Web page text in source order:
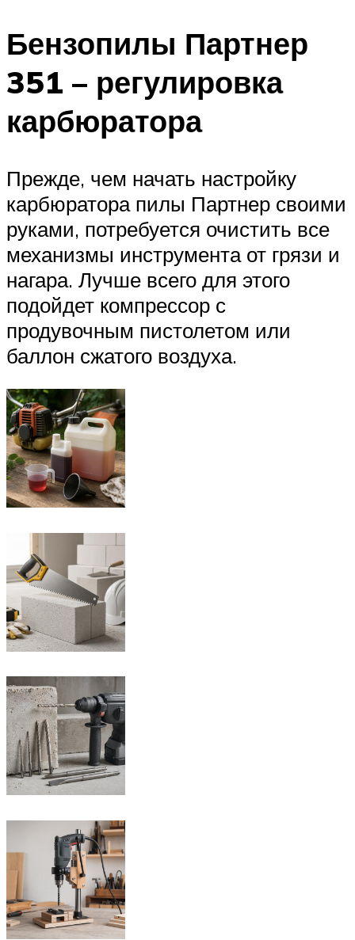
Бензопилы Партнер
351 – регулировка
карбюратора
Прежде, чем начать настройку
карбюратора пилы Партнер своими
руками, потребуется очистить все
механизмы инструмента от грязи и
нагара. Лучше всего для этого
подойдет компрессор с
продувочным пистолетом или
баллон сжатого воздуха.